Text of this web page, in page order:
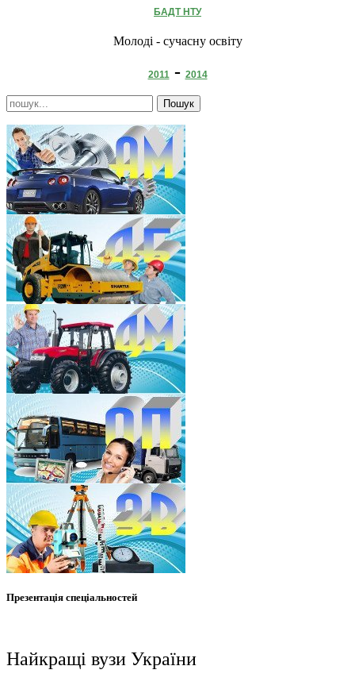
БАДТ НТУ
Молоді - сучасну освіту
2011- 2014
Презентація спеціальностей
Найкращі вузи України